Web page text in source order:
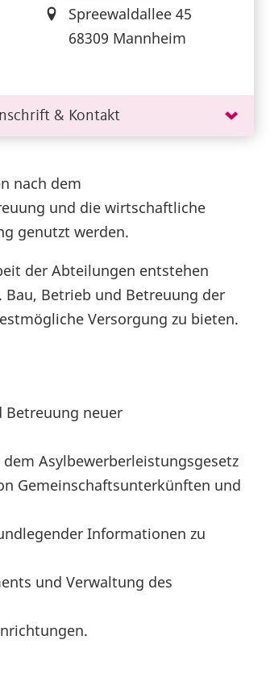
Spreewaldallee 45
68309 Mannheim
& Kontakt
nach dem
und die wirtschaftliche
genutzt werden.
der Abteilungen entstehen
Betrieb und Betreuung der
Versorgung zu bieten.
Betreuung neuer
Asylbewerberleistungsgesetz
Gemeinschaftsunterkünften und
Informationen zu
und Verwaltung des